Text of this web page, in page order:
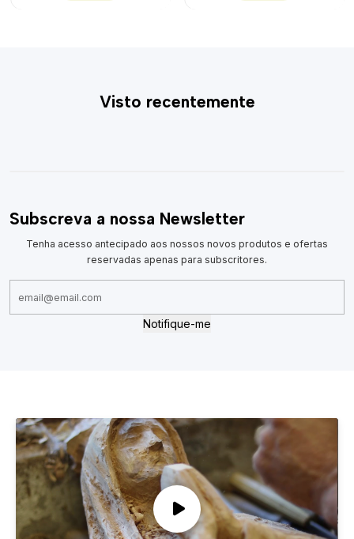
Visto recentemente
Subscreva a nossa Newsletter
Tenha acesso antecipado aos nossos novos produtos e ofertas
reservadas apenas para subscritores.
Notifique-me